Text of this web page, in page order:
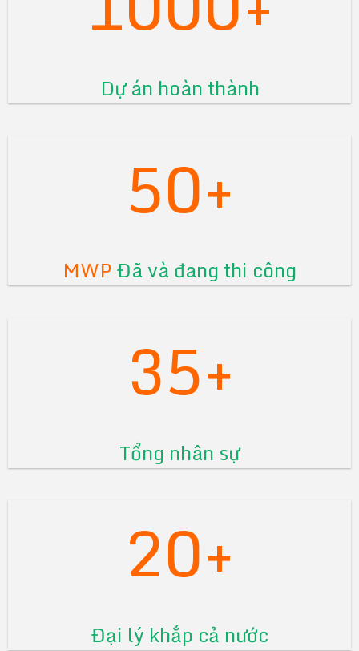
Dự án hoàn thành
50+
MWPĐã và đang thi công
35+
Tổng nhân sự
20+
Đại lý khắp cả nước